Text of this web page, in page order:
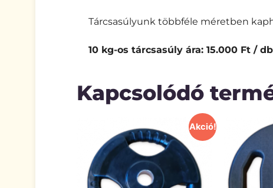
Tárcsasúlyunk többféle méretben
10 kg-os tárcsasúly ára: 15.000 Ft / db
Kapcsolódó
Akció!